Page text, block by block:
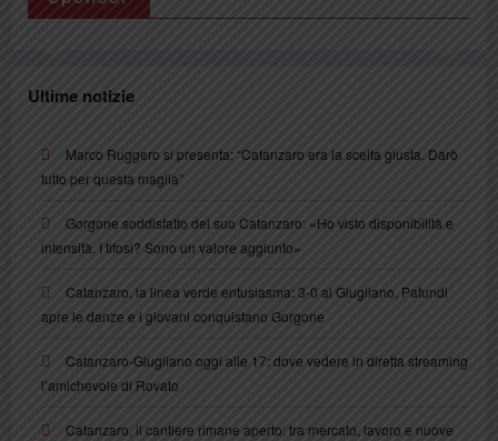
Ultime notizie
Marco Ruggero si presenta: “Catanzaro era la scelta giusta. Darò
tutto per questa maglia”
Gorgone soddisfatto del suo Catanzaro: «Ho visto disponibilità e
intensità. I tifosi? Sono un valore aggiunto»
Catanzaro, la linea verde entusiasma: 3-0 al Giugliano, Pafundi
apre le danze e i giovani conquistano Gorgone
Catanzaro-Giugliano oggi alle 17: dove vedere in diretta streaming
l’amichevole di Rovato
Catanzaro, il cantiere rimane aperto: tra mercato, lavoro e nuove